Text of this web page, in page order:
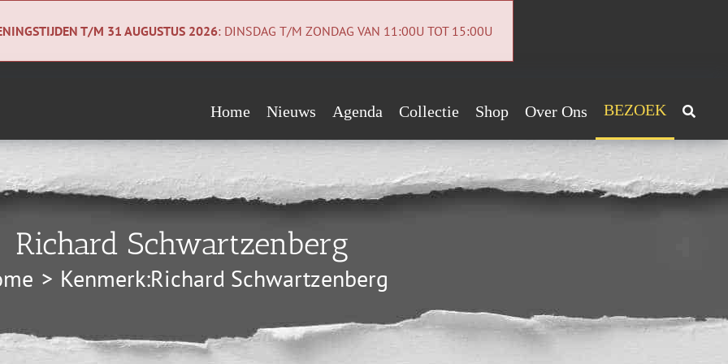
T/M 31 AUGUSTUS 2026: DINSDAG T/M ZONDAG VAN 11:00U TOT 15:00U
Home Nieuws Agenda
Archief
Collectie
Geologiecollectie Archeologiecollectie
Shop Over Ons
Wie steunen ons?
Vrienden
Begunstigers
Sponsors
Handig!
Contact
Nieuwsbrief
Privacybeleid
BEZOEK
Richard Schwartzenberg
Kenmerk:Richard Schwartzenberg